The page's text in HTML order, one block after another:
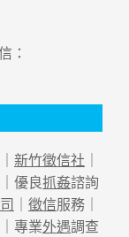
：
｜ 新竹徵信社 ｜
｜優良抓姦諮詢
｜ 徵信服務｜
｜專業外遇調查